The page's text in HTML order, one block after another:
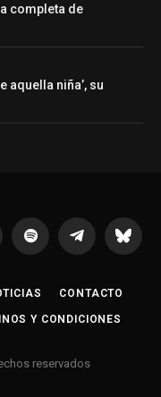
completa de
aquella niña’, su
Spotify Telegrama
CONTACTO
Y CONDICIONES
reservados